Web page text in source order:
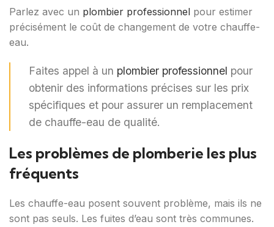
Parlez avec un plombier professionnel pour estimer
précisément le coût de changement de votre chauffe-
eau.
Faites appel à un plombier professionnel pour
obtenir des informations précises sur les prix
spécifiques et pour assurer un remplacement
de chauffe-eau de qualité.
Les problèmes de plomberie les plus
fréquents
Les chauffe-eau posent souvent problème, mais ils ne
sont pas seuls. Les fuites d’eau sont très communes.